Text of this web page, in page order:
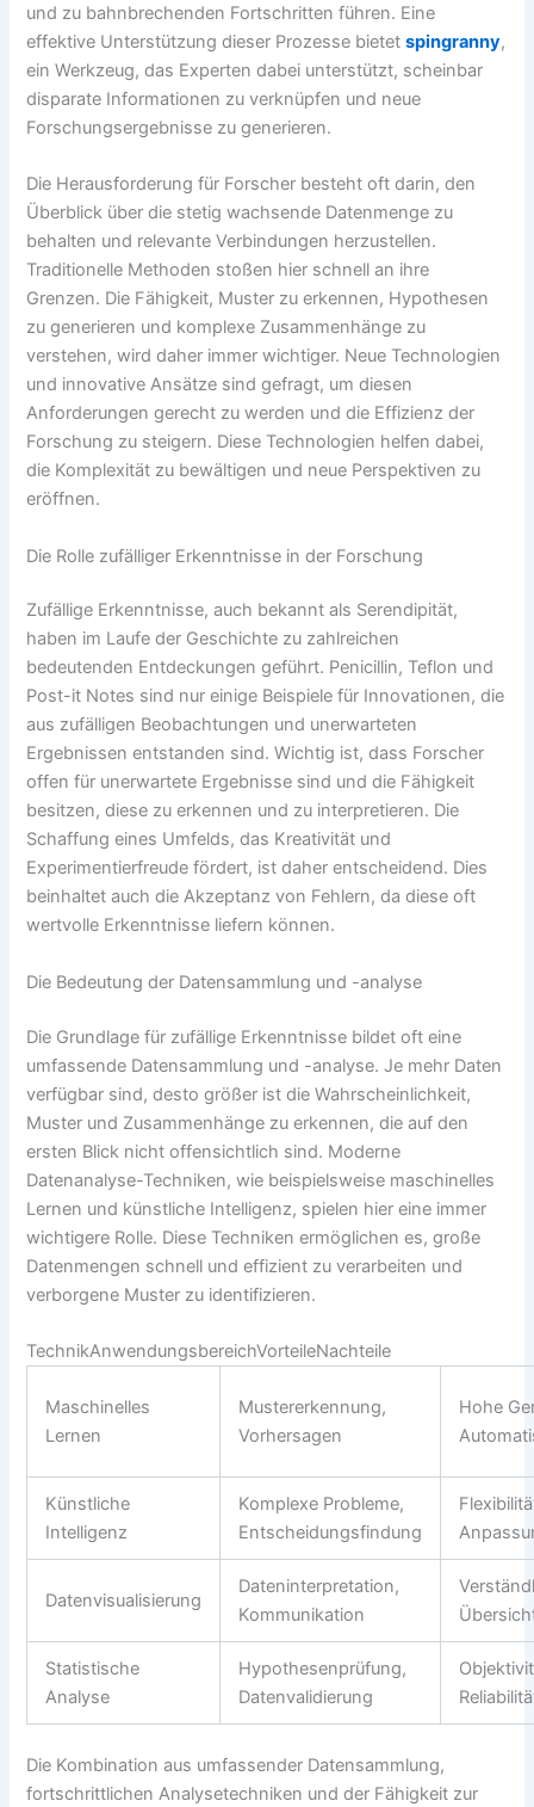
und zu bahnbrechenden Fortschritten führen. Eine
effektive Unterstützung dieser Prozesse bietetspingranny,
ein Werkzeug, das Experten dabei unterstützt, scheinbar
disparate Informationen zu verknüpfen und neue
Forschungsergebnisse zu generieren.
Die Herausforderung für Forscher besteht oft darin, den
Überblick über die stetig wachsende Datenmenge zu
behalten und relevante Verbindungen herzustellen.
Traditionelle Methoden stoßen hier schnell an ihre
Grenzen. Die Fähigkeit, Muster zu erkennen, Hypothesen
zu generieren und komplexe Zusammenhänge zu
verstehen, wird daher immer wichtiger. Neue Technologien
und innovative Ansätze sind gefragt, um diesen
Anforderungen gerecht zu werden und die Effizienz der
Forschung zu steigern. Diese Technologien helfen dabei,
die Komplexität zu bewältigen und neue Perspektiven zu
eröffnen.
Die Rolle zufälliger Erkenntnisse in der Forschung
Zufällige Erkenntnisse, auch bekannt als Serendipität,
haben im Laufe der Geschichte zu zahlreichen
bedeutenden Entdeckungen geführt. Penicillin, Teflon und
Post-it Notes sind nur einige Beispiele für Innovationen, die
aus zufälligen Beobachtungen und unerwarteten
Ergebnissen entstanden sind. Wichtig ist, dass Forscher
offen für unerwartete Ergebnisse sind und die Fähigkeit
besitzen, diese zu erkennen und zu interpretieren. Die
Schaffung eines Umfelds, das Kreativität und
Experimentierfreude fördert, ist daher entscheidend. Dies
beinhaltet auch die Akzeptanz von Fehlern, da diese oft
wertvolle Erkenntnisse liefern können.
Die Bedeutung der Datensammlung und -analyse
Die Grundlage für zufällige Erkenntnisse bildet oft eine
umfassende Datensammlung und -analyse. Je mehr Daten
verfügbar sind, desto größer ist die Wahrscheinlichkeit,
Muster und Zusammenhänge zu erkennen, die auf den
ersten Blick nicht offensichtlich sind. Moderne
Datenanalyse-Techniken, wie beispielsweise maschinelles
Lernen und künstliche Intelligenz, spielen hier eine immer
wichtigere Rolle. Diese Techniken ermöglichen es, große
Datenmengen schnell und effizient zu verarbeiten und
verborgene Muster zu identifizieren.
TechnikAnwendungsbereichVorteileNachteile
Maschinelles
Lernen
Mustererkennung,
Vorhersagen
Hohe
Künstliche
Intelligenz
Komplexe Probleme,
Entscheidungsfindung
Datenvisualisierung
Dateninterpretation,
Kommunikation
Statistische
Analyse
Hypothesenprüfung,
Datenvalidierung
Die Kombination aus umfassender Datensammlung,
fortschrittlichen Analysetechniken und der Fähigkeit zur